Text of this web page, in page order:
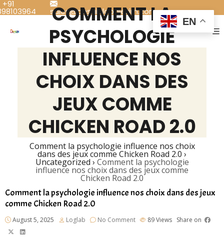
+91
sales@desaiglobalexim.com
COMMENT LA
PSYCHOLOGIE
INFLUENCE NOS
CHOIX DANS DES
JEUX COMME
CHICKEN ROAD 2.0
Comment la psychologie influence nos choix
dans des jeux comme Chicken Road 2.0 ›
Uncategorized › Comment la psychologie
influence nos choix dans des jeux comme
Chicken Road 2.0
Comment la psychologie influence nos choix dans des jeux
comme Chicken Road 2.0
August 5, 2025 Loglab No Comment 89Views Share on
EN